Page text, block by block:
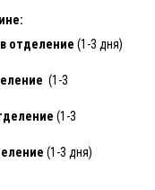
в отделение (1-3 дня)
(1-3
(1-3
(1-3 дня)